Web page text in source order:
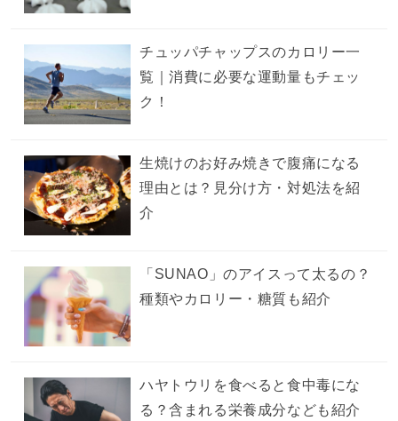
チュッパチャップスのカロリー一
覧｜消費に必要な運動量もチェッ
ク！
生焼けのお好み焼きで腹痛になる
理由とは？見分け方・対処法を紹
介
「SUNAO」のアイスって太るの？
種類やカロリー・糖質も紹介
ハヤトウリを食べると食中毒にな
る？含まれる栄養成分なども紹介